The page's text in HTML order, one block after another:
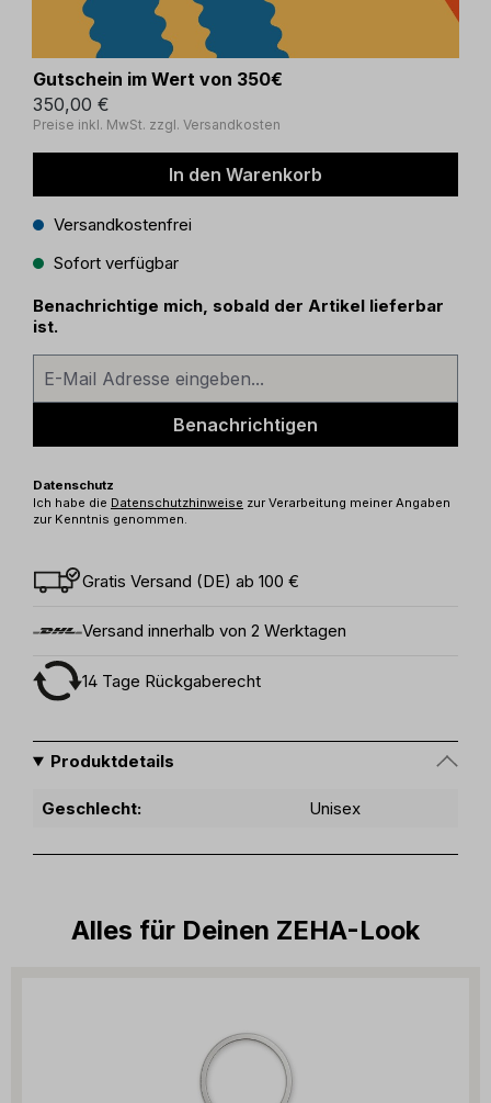
Gutschein im Wert von 350€
350,00 €
Preise inkl. MwSt. zzgl. Versandkosten
Versandkostenfrei
Sofort verfügbar
Benachrichtige mich, sobald der Artikel lieferbar
ist.
Datenschutz
Ich habe die Datenschutzhinweise zur Verarbeitung meiner Angaben
zur Kenntnis genommen.
Benachrichtigen
In den Warenkorb
Gratis Versand (DE) ab 100 €
Versand innerhalb von 2 Werktagen
14 Tage Rückgaberecht
Produktdetails
Geschlecht: Unisex
Alles für Deinen ZEHA-Look